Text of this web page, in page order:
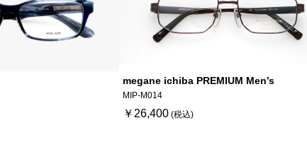
megane ichiba PREMIUM Men’s
MIP-M014
￥26,400